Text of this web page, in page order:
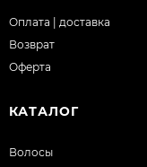
Оплата | доставка
Возврат
Оферта
КАТАЛОГ
Волосы